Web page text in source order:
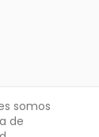
somos
de